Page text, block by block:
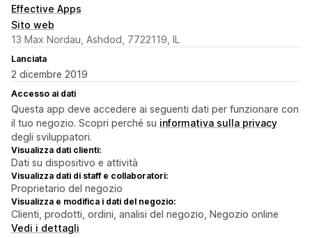
Effective Apps
Sito web
13 Max Nordau, Ashdod, 7722119, IL
Lanciata
2 dicembre 2019
Accesso ai dati
Questa app deve accedere ai seguenti dati per funzionare con
il tuo negozio. Scopri perché su informativa sulla privacy
degli sviluppatori.
Visualizza dati clienti:
Dati su dispositivo e attività
Visualizza dati di staff e collaboratori:
Proprietario del negozio
Visualizza e modifica i dati del negozio:
Clienti, prodotti, ordini, analisi del negozio, Negozio online
Vedi i dettagli